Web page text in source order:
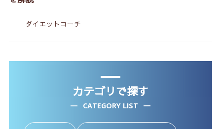
ダイエットコーチ
カテゴリで探す
CATEGORY LIST